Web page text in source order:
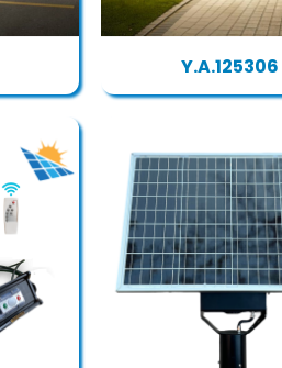
Y.A.125306